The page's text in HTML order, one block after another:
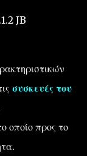
JB
συσκευές του
οποίο προς το